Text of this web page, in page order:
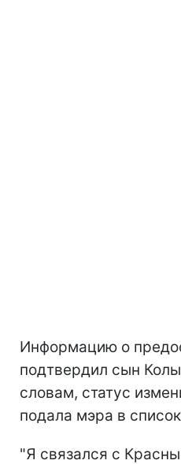
Информацию о
подтвердил сын
словам, статус
подала мэра в
"Я связался с